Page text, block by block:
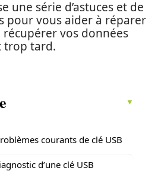
une série d’astuces et de
pour vous aider à réparer
récupérer vos données
trop tard.
courants de clé USB
d’une clé USB